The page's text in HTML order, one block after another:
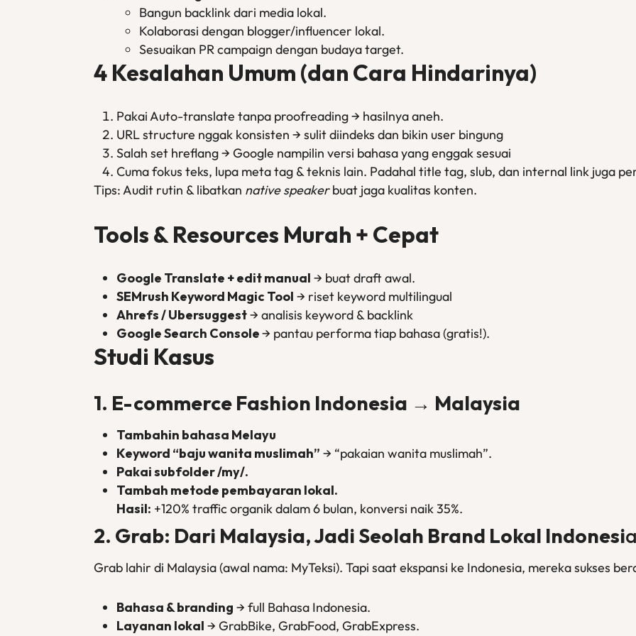
Bangun backlink dari media lokal.
Kolaborasi dengan blogger/influencer lokal.
Sesuaikan PR campaign dengan budaya target.
4 Kesalahan Umum (dan Cara Hindarinya)
Pakai Auto-translate tanpa proofreading → hasilnya aneh.
URL structure nggak konsisten → sulit diindeks dan bikin user bingung
Salah set hreflang → Google nampilin versi bahasa yang enggak sesuai
Cuma fokus teks, lupa meta tag & teknis lain. Padahal title tag, slub, dan internal link juga
Tips: Audit rutin & libatkan native speakerbuat jaga kualitas konten.
Tools & Resources Murah + Cepat
Google Translate + edit manual → buat draft awal.
SEMrush Keyword Magic Tool → riset keyword multilingual
Ahrefs / Ubersuggest→ analisis keyword & backlink
Google Search Console→ pantau performa tiap bahasa (gratis!).
Studi Kasus
1. E-commerce Fashion Indonesia → Malaysia
Tambahin bahasa Melayu
Keyword “baju wanita muslimah” → “pakaian wanita muslimah”.
Pakai subfolder /my/.
Tambah metode pembayaran lokal.
Hasil: +120% traffic organik dalam 6 bulan, konversi naik 35%.
2. Grab: Dari Malaysia, Jadi Seolah Brand Lokal Indonesia
Grab lahir di Malaysia (awal nama: MyTeksi). Tapi saat ekspansi ke Indonesia, mereka sukses
Bahasa & branding → full Bahasa Indonesia.
Layanan lokal → GrabBike, GrabFood, GrabExpress.